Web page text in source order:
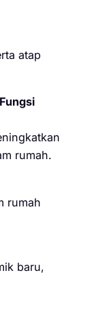
atap
rumah.
rumah
baru,